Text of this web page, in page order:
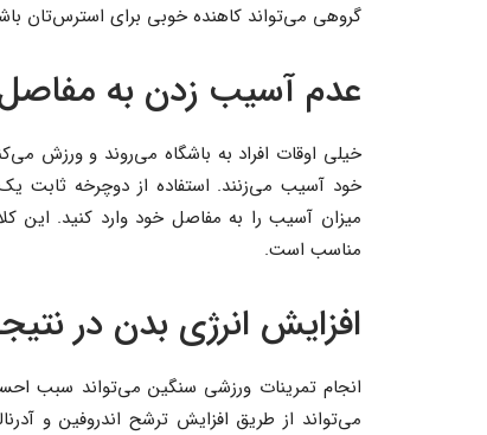
گروهی می‌تواند کاهنده خوبی برای استرس‌تان
عدم آسیب زدن به
خیلی اوقات افراد به باشگاه می‌روند و ورزش
خود آسیب می‌زنند. استفاده از دوچرخه ثابت
میزان آسیب را به مفاصل خود وارد کنید. این
مناسب است.
افزایش انرژی بدن در
انجام تمرینات ورزشی سنگین می‌تواند سبب
می‌تواند از طریق افزایش ترشح اندروفین و